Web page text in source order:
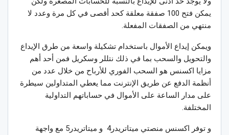
يمكن فتح 100 صفقة معلقة كحد أقصى في كل مرة وعدد لا
منتهي من الصفقات المفعلة.
ويمكن إيداع الأموال باستخدام تشكيلة واسعة من طرق الإيداع
والتحويل والسحب بما في ذلك نتللر وسكريل فمن أحد أهم
مزايا اكسنس هو السحب الفوري للأرباح من خلال عدد من
أنظمة الدفع عن طريق الإنترنت مما يعطي المتداولين سيطرة
على مدار الساعة على الأموال في حساباتهم التداولية
المختلفة.
و توفر اكسنس منصتي ميتاتريدر4 و ميتاتريدر5 مع واجهة